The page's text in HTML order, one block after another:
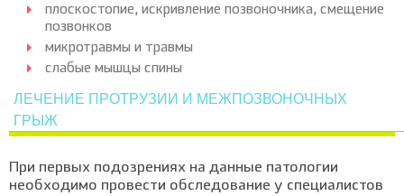
плоскостопие, искривление позвоночника, смещение
позвонков
микротравмы и травмы
слабые мышцы спины
ЛЕЧЕНИЕ ПРОТРУЗИИ И МЕЖПОЗВОНОЧНЫХ
ГРЫЖ
При первых подозрениях на данные патологии
необходимо провести обследование у специалистов